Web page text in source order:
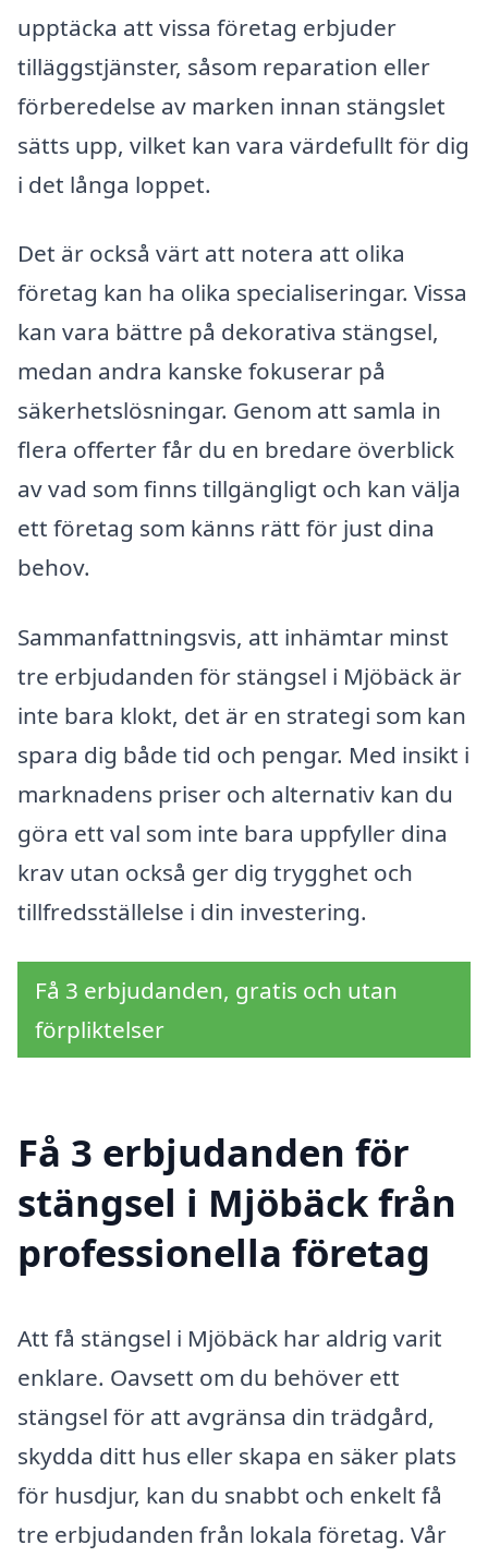
upptäcka att vissa företag erbjuder
tilläggstjänster, såsom reparation eller
förberedelse av marken innan stängslet
sätts upp, vilket kan vara värdefullt för dig
i det långa loppet.
Det är också värt att notera att olika
företag kan ha olika specialiseringar. Vissa
kan vara bättre på dekorativa stängsel,
medan andra kanske fokuserar på
säkerhetslösningar. Genom att samla in
flera offerter får du en bredare överblick
av vad som finns tillgängligt och kan välja
ett företag som känns rätt för just dina
behov.
Sammanfattningsvis, att inhämtar minst
tre erbjudanden för stängsel i Mjöbäck är
inte bara klokt, det är en strategi som kan
spara dig både tid och pengar. Med insikt i
marknadens priser och alternativ kan du
göra ett val som inte bara uppfyller dina
krav utan också ger dig trygghet och
tillfredsställelse i din investering.
Få 3 erbjudanden, gratis och utan
förpliktelser
Få 3 erbjudanden för
stängsel i Mjöbäck från
professionella företag
Att få stängsel i Mjöbäck har aldrig varit
enklare. Oavsett om du behöver ett
stängsel för att avgränsa din trädgård,
skydda ditt hus eller skapa en säker plats
för husdjur, kan du snabbt och enkelt få
tre erbjudanden från lokala företag. Vår